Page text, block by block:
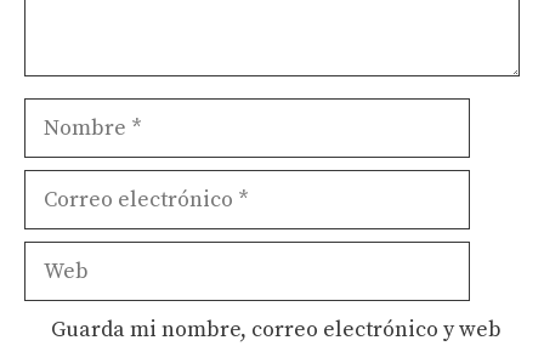
Nombre
Correo
Web
Guarda mi nombre, correo electrónico y web